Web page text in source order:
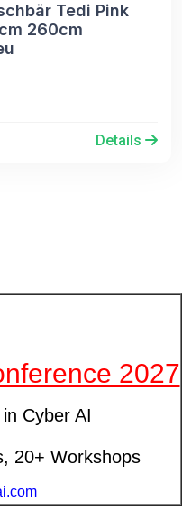
Tedi Pink
260cm
Details